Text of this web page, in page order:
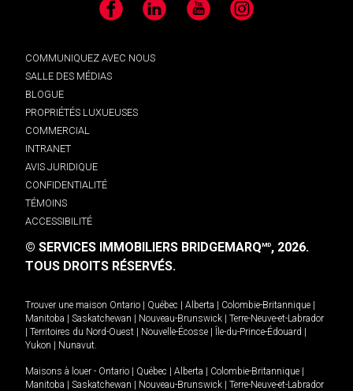
Facebook LinkedIn YouTube Instagram
COMMUNIQUEZ AVEC NOUS
SALLE DES MÉDIAS
BLOGUE
PROPRIÉTÉS LUXUEUSES
COMMERCIAL
INTRANET
AVIS JURIDIQUE
CONFIDENTIALITÉ
TÉMOINS
ACCESSIBILITÉ
© SERVICES IMMOBILIERS BRIDGEMARQMD, 2026.
TOUS DROITS RÉSERVÉS.
Trouver une maison Ontario Québec Alberta Colombie-Britannique
Manitoba
Saskatchewan Nouveau-Brunswick
Terre-Neuve-et-Labrador
Territoires du Nord-Ouest Nouvelle-Écosse Île-du-Prince-Édouard
Yukon
Nunavut.
Maisons à louer - Ontario Québec Alberta Colombie-Britannique
Manitoba
Saskatchewan Nouveau-Brunswick
Terre-Neuve-et-Labrador